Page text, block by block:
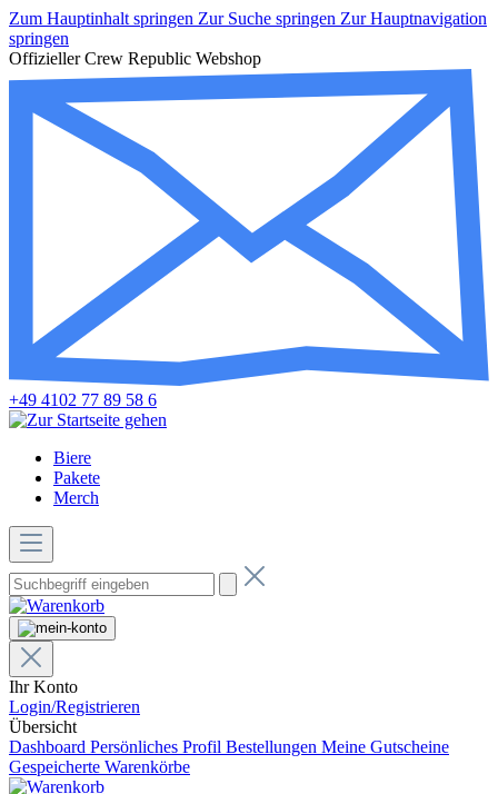
Zum Hauptinhalt springen Zur Suche springen Zur Hauptnavigation
springen
Offizieller Crew Republic Webshop
+49 4102 77 89 58 6
Biere
Pakete
Merch
Ihr Konto
Login/Registrieren
Übersicht
Dashboard Persönliches Profil Bestellungen Meine Gutscheine
Gespeicherte Warenkörbe